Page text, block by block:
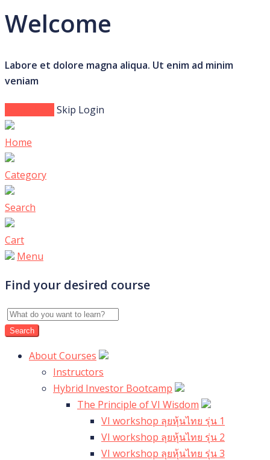
Welcome
Labore et dolore magna aliqua. Ut enim ad minim
veniam
Skip Login
Home
Category
Search
Cart
Menu
Find your desired course
About Courses
Instructors
Hybrid Investor Bootcamp
The Principle of VI Wisdom
VI workshop ลุยหุ้นไทย รุ่น 1
VI workshop ลุยหุ้นไทย รุ่น 2
VI workshop ลุยหุ้นไทย รุ่น 3